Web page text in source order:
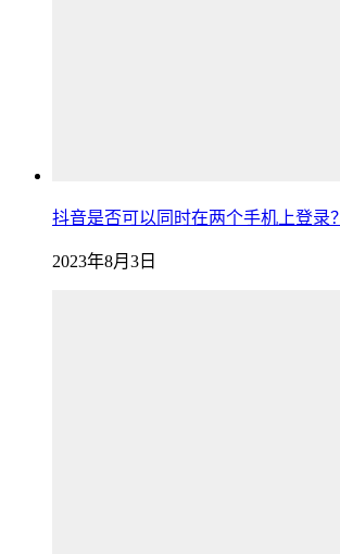
抖音是否可以同时在两个手机上登录？
2023年8月3日